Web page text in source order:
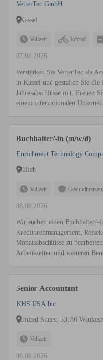
VetterTec GmbH
Kassel
Vollzeit Jobrad
07.08.2026
Verstärken Sie VetterTec als
in Kassel und gestalten Sie die
Jahresabschlüsse mit. Freuen
einem internationalen
Buchhalter/-in (m/w/d)
Enrichment Technology
Jülich
Vollzeit
08.08.2026
Wir suchen einen
Kreditorenmanagement,
Monatsabschlüsse zu
Arbeitszeiten und weiteren
Senior Accountant
KHS USA Inc.
United States, 53186
Vollzeit
06.08.2026